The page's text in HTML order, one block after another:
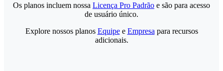
Os planos incluem nossa Licença Pro Padrão e são para acesso
de usuário único.
Explore nossos planos Equipee Empresa para recursos
adicionais.